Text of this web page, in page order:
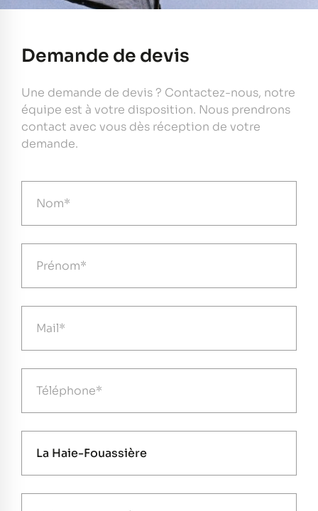
Demande de devis
Une demande de devis ? Contactez-nous, notre
équipe est à votre disposition. Nous prendrons
contact avec vous dès réception de votre
demande.